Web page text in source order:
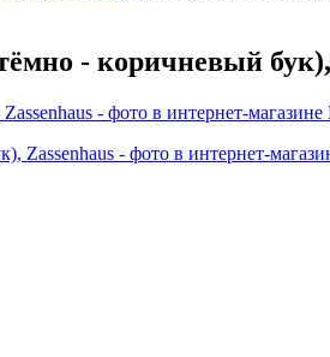
- коричневый бук),